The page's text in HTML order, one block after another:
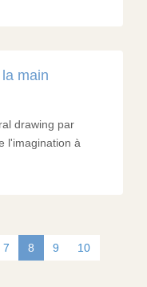
main
drawing par
l'imagination à
7 8 9
10